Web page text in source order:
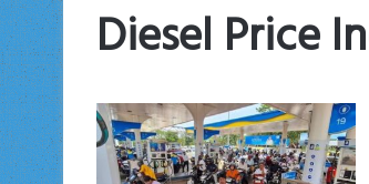
Diesel Price